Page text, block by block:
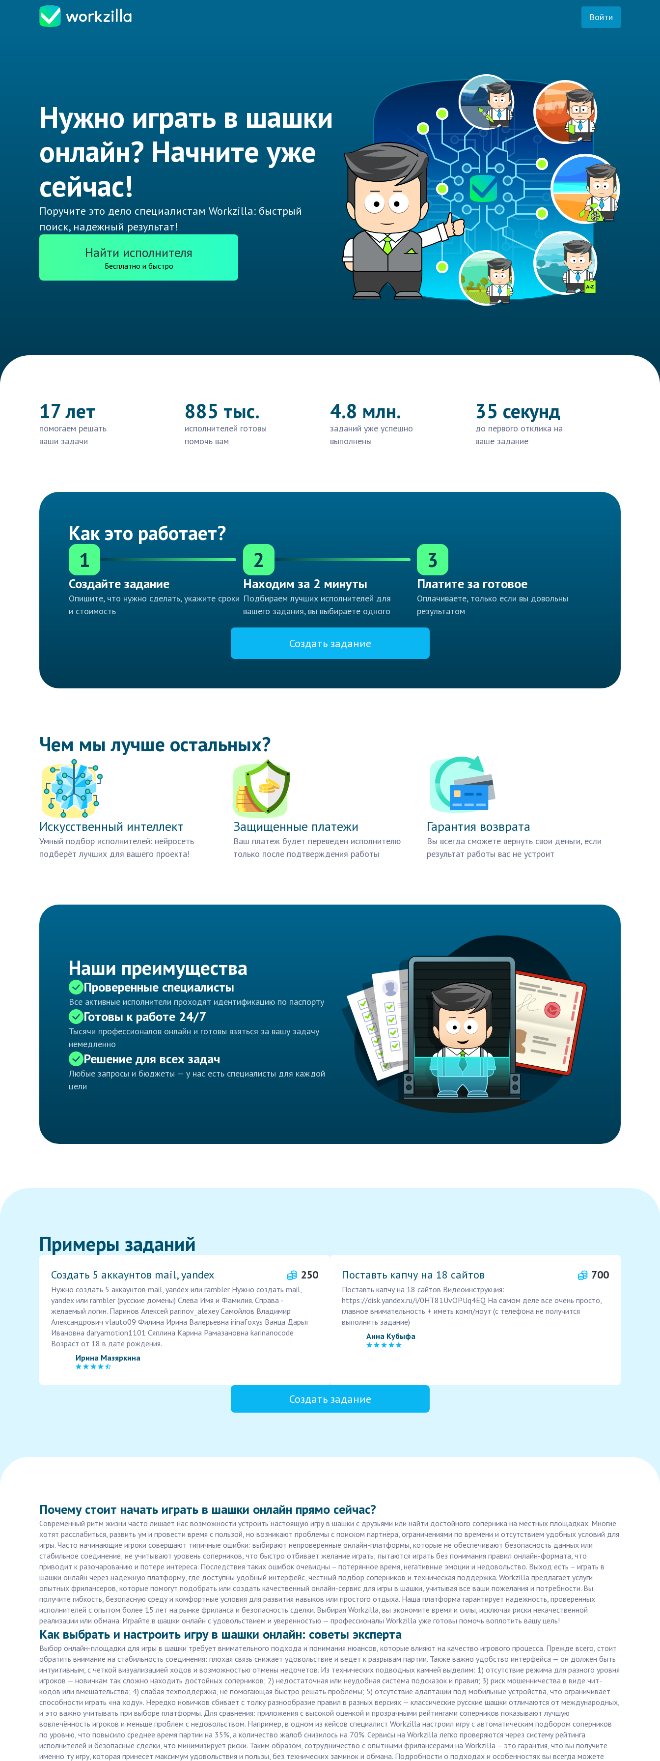
Войти
Нужно играть в шашки
онлайн? Начните уже
сейчас!
Поручите это дело специалистам Workzilla: быстрый
поиск, надежный результат!
Найти исполнителя
Бесплатно и быстро
17 лет
помогаем решать
ваши задачи
885 тыс.
исполнителей готовы
помочь вам
4.8 млн.
заданий уже успешно
выполнены
35 секунд
до первого отклика на
ваше задание
Как это работает?
1
Создайте задание
Опишите, что нужно сделать, укажите сроки
и стоимость
2
Находим за 2 минуты
Подбираем лучших исполнителей для
вашего задания, вы выбираете одного
3
Платите за готовое
Оплачиваете, только если вы довольны
результатом
Создать задание
Чем мы лучше остальных?
Искусственный интеллект
Умный подбор исполнителей: нейросеть
подберёт лучших для вашего проекта!
Защищенные платежи
Ваш платеж будет переведен исполнителю
только после подтверждения работы
Гарантия возврата
Вы всегда сможете вернуть свои деньги, если
результат работы вас не устроит
Наши преимущества
Проверенные специалисты
Все активные исполнители проходят идентификацию по паспорту
Готовы к работе 24/7
Тысячи профессионалов онлайн и готовы взяться за вашу задачу
немедленно
Решение для всех задач
Любые запросы и бюджеты — у нас есть специалисты для каждой
цели
Примеры заданий
Создать 5 аккаунтов mail, yandex 250
Нужно создать 5 аккаунтов mail, yandex или rambler Нужно создать mail,
yandex или rambler (русские домены) Слева Имя и Фамилия. Справа -
желаемый логин. Паринов Алексей parinov_alexey Самойлов Владимир
Александрович vlauto09 Филина Ирина Валерьевна irinafoxys Ванца Дарья
Ивановна daryamotion1101 Сяплина Карина Рамазановна karinanocode
Возраст от 18 в дате рождения.
Ирина Мазяркина
Поставть капчу на 18 сайтов 700
Поставть капчу на 18 сайтов Видеоинструкция:
https://disk.yandex.ru/i/0HT81UvOPUq4EQ На самом деле все очень просто,
главное внимательность + иметь комп/ноут (с телефона не получится
выполнить задание)
Анна Кубыфа
Создать задание
Почему стоит начать играть в шашки онлайн прямо сейчас?
Современный ритм жизни часто лишает нас возможности устроить настоящую игру в шашки с друзьями или найти достойного соперника на местных площадках. Многие
хотят расслабиться, развить ум и провести время с пользой, но возникают проблемы с поиском партнёра, ограничениями по времени и отсутствием удобных условий для
игры. Часто начинающие игроки совершают типичные ошибки: выбирают непроверенные онлайн-платформы, которые не обеспечивают безопасность данных или
стабильное соединение; не учитывают уровень соперников, что быстро отбивает желание играть; пытаются играть без понимания правил онлайн-формата, что
приводит к разочарованию и потере интереса. Последствия таких ошибок очевидны – потерянное время, негативные эмоции и недовольство. Выход есть – играть в
шашки онлайн через надежную платформу, где доступны удобный интерфейс, честный подбор соперников и техническая поддержка. Workzilla предлагает услуги
опытных фрилансеров, которые помогут подобрать или создать качественный онлайн-сервис для игры в шашки, учитывая все ваши пожелания и потребности. Вы
получите гибкость, безопасную среду и комфортные условия для развития навыков или простого отдыха. Наша платформа гарантирует надежность, проверенных
исполнителей с опытом более 15 лет на рынке фриланса и безопасность сделки. Выбирая Workzilla, вы экономите время и силы, исключая риски некачественной
реализации или обмана. Играйте в шашки онлайн с удовольствием и уверенностью — профессионалы Workzilla уже готовы помочь воплотить вашу цель!
Как выбрать и настроить игру в шашки онлайн: советы эксперта
Выбор онлайн-площадки для игры в шашки требует внимательного подхода и понимания нюансов, которые влияют на качество игрового процесса. Прежде всего, стоит
обратить внимание на стабильность соединения: плохая связь снижает удовольствие и ведет к разрывам партии. Также важно удобство интерфейса — он должен быть
интуитивным, с четкой визуализацией ходов и возможностью отмены недочетов. Из технических подводных камней выделим: 1) отсутствие режима для разного уровня
игроков — новичкам так сложно находить достойных соперников; 2) недостаточная или неудобная система подсказок и правил; 3) риск мошенничества в виде чит-
кодов или вмешательства; 4) слабая техподдержка, не помогающая быстро решать проблемы; 5) отсутствие адаптации под мобильные устройства, что ограничивает
способности играть «на ходу». Нередко новичков сбивает с толку разнообразие правил в разных версиях — классические русские шашки отличаются от международных,
и это важно учитывать при выборе платформы. Для сравнения: приложения с высокой оценкой и прозрачными рейтингами соперников показывают лучшую
вовлечённость игроков и меньше проблем с недовольством. Например, в одном из кейсов специалист Workzilla настроил игру с автоматическим подбором соперников
по уровню, что повысило среднее время партии на 35%, а количество жалоб снизилось на 70%. Сервисы на Workzilla легко проверяются через систему рейтинга
исполнителей и безопасные сделки, что минимизирует риски. Таким образом, сотрудничество с опытными фрилансерами на Workzilla – это гарантия, что вы получите
именно ту игру, которая принесёт максимум удовольствия и пользы, без технических заминок и обмана. Подробности о подходах и особенностях вы всегда можете